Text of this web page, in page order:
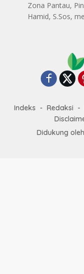
Zona Pantau,
Hamid, S.Sos,
Indeks Redaksi
Didukung